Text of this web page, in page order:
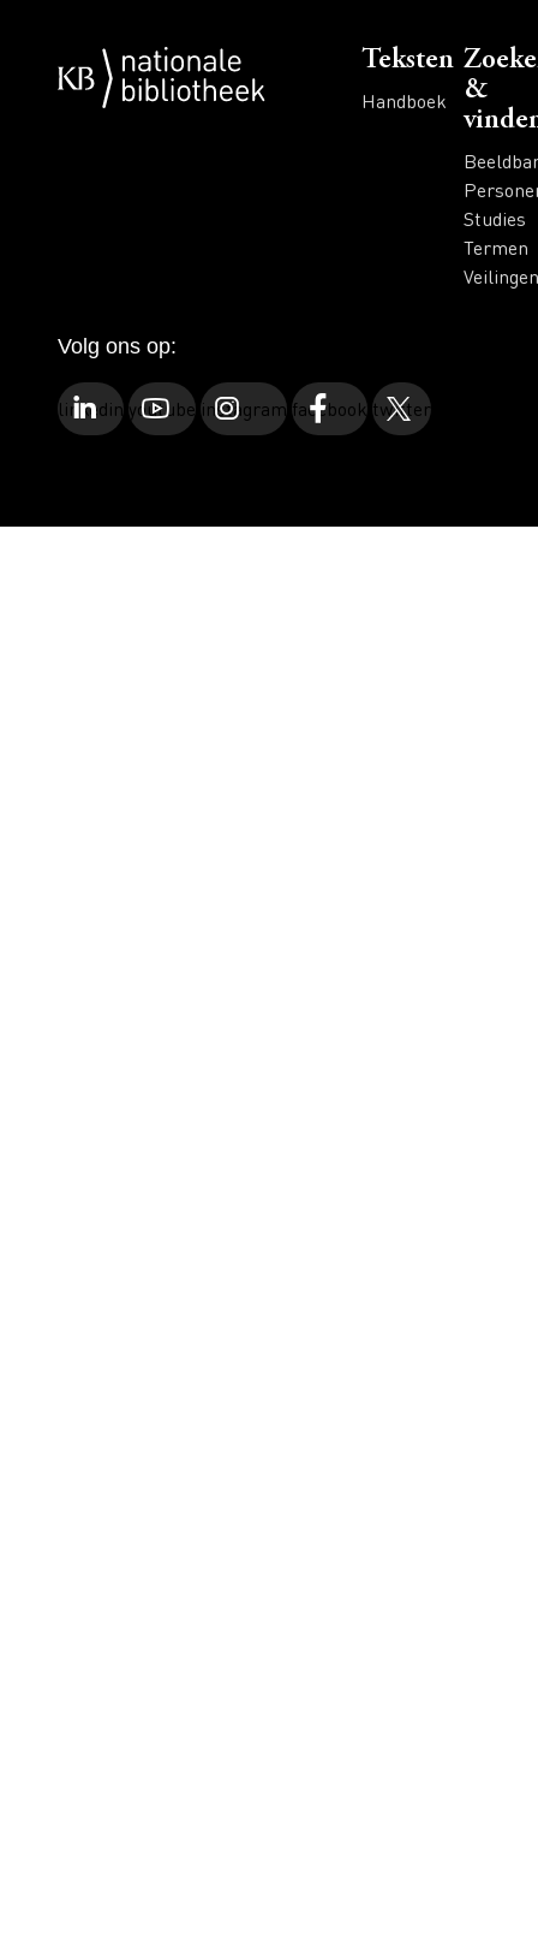
Voet
Teksten
Handboek
&
Studies
Termen
Veilingen
Volg ons op:
linkedinyoutubeinstagramfacebooktwitter